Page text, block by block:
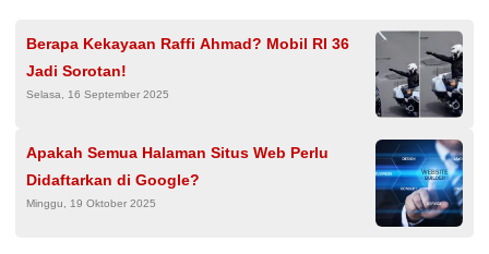
Berapa Kekayaan Raffi Ahmad? Mobil RI 36
Jadi Sorotan!
Selasa, 16 September 2025
Apakah Semua Halaman Situs Web Perlu
Didaftarkan di Google?
Minggu, 19 Oktober 2025